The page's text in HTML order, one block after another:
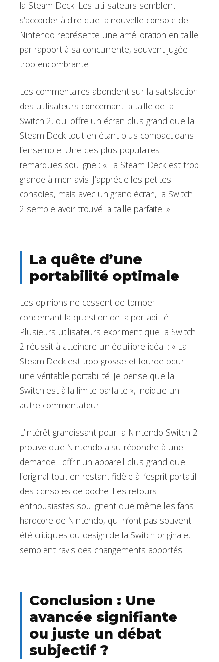
la Steam Deck. Les utilisateurs semblent
s’accorder à dire que la nouvelle console de
Nintendo représente une amélioration en taille
par rapport à sa concurrente, souvent jugée
trop encombrante.
Les commentaires abondent sur la satisfaction
des utilisateurs concernant la taille de la
Switch 2, qui offre un écran plus grand que la
Steam Deck tout en étant plus compact dans
l’ensemble. Une des plus populaires
remarques souligne : « La Steam Deck est trop
grande à mon avis. J’apprécie les petites
consoles, mais avec un grand écran, la Switch
2 semble avoir trouvé la taille parfaite. »
La quête d’une
portabilité optimale
Les opinions ne cessent de tomber
concernant la question de la portabilité.
Plusieurs utilisateurs expriment que la Switch
2 réussit à atteindre un équilibre idéal : « La
Steam Deck est trop grosse et lourde pour
une véritable portabilité. Je pense que la
Switch est à la limite parfaite », indique un
autre commentateur.
L’intérêt grandissant pour la Nintendo Switch 2
prouve que Nintendo a su répondre à une
demande : offrir un appareil plus grand que
l’original tout en restant fidèle à l’esprit portatif
des consoles de poche. Les retours
enthousiastes soulignent que même les fans
hardcore de Nintendo, qui n’ont pas souvent
été critiques du design de la Switch originale,
semblent ravis des changements apportés.
Conclusion : Une
avancée signifiante
ou juste un débat
subjectif ?